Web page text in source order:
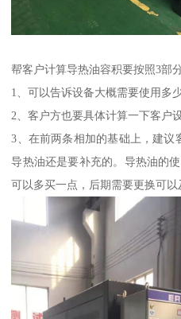
帮客户计算导热油容积要按照3部分
1、可以告诉设备大概需要使用多
2、客户方也要具体计算一下客户
3、在前两条相加的基础上，建议
导热油还是要补充的。导热油的
可以多买一点，后期需要更换可以